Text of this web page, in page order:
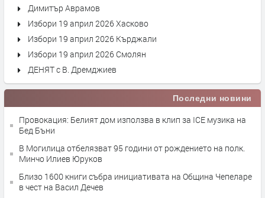
Димитър Аврамов
Избори 19 април 2026 Хасково
Избори 19 април 2026 Кърджали
Избори 19 април 2026 Смолян
ДЕНЯТ с В. Дремджиев
Последни новини
Провокация: Белият дом използва в клип за ICE музика на
Бед Бъни
В Могилица отбелязват 95 години от рождението на полк.
Минчо Илиев Юруков
Близо 1600 книги събра инициативата на Община Чепеларе
в чест на Васил Дечев